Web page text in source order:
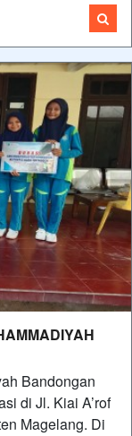
Bandongan
di Jl. Kiai A’rof
Magelang. Di